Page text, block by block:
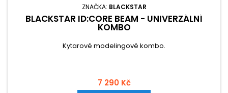
ZNAČKA: BLACKSTAR
BLACKSTAR ID:CORE BEAM - UNIVERZÁLNÍ
KOMBO
Kytarové modelingové kombo.
7 290 Kč